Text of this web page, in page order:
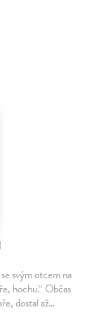
svým otcem na
hochu.“ Občas
dostal až…